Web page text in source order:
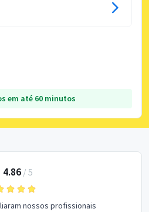
em até 60 minutos
4.86/ 5
nossos profissionais